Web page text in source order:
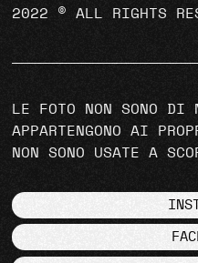
2022 © ALL RIGHTS
LE FOTO NON SONO DI
APPARTENGONO AI
NON SONO USATE A